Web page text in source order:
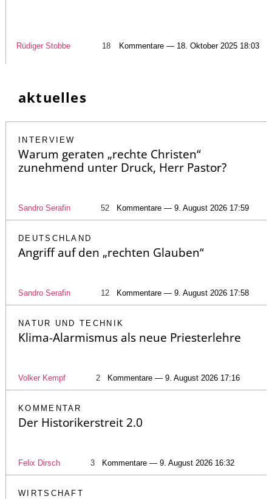
Rüdiger Stobbe 18 Kommentare — 18. Oktober 2025 18:03
aktuelles
INTERVIEW
Warum geraten „rechte Christen“
zunehmend unter Druck, Herr Pastor?
Sandro Serafin 52 Kommentare — 9. August 2026 17:59
DEUTSCHLAND
Angriff auf den „rechten Glauben“
Sandro Serafin 12 Kommentare — 9. August 2026 17:58
NATUR UND TECHNIK
Klima-Alarmismus als neue Priesterlehre
Volker Kempf 2 Kommentare — 9. August 2026 17:16
KOMMENTAR
Der Historikerstreit 2.0
Felix Dirsch 3 Kommentare — 9. August 2026 16:32
WIRTSCHAFT